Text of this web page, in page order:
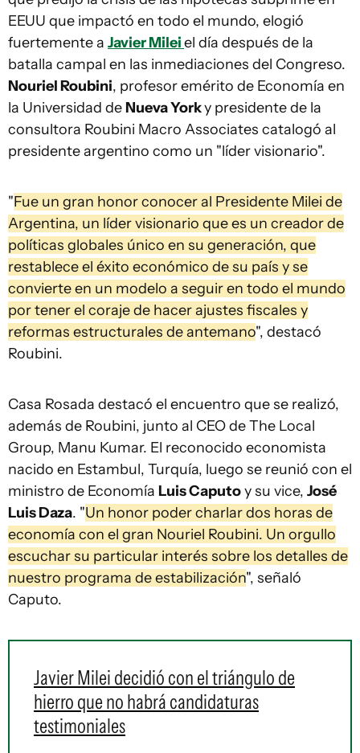
EEUU que impactó en todo el mundo, elogió
fuertemente a Javier Mileiel día después de la
batalla campal en las inmediaciones del Congreso.
Nouriel Roubini, profesor emérito de Economía en
la Universidad de Nueva Yorky presidente de la
consultora Roubini Macro Associates catalogó al
presidente argentino como un "líder visionario".
"Fue un gran honor conocer al Presidente Milei de
Argentina, un líder visionario que es un creador de
políticas globales único en su generación, que
restablece el éxito económico de su país y se
convierte en un modelo a seguir en todo el mundo
por tener el coraje de hacer ajustes fiscales y
reformas estructurales de antemano", destacó
Roubini.
Casa Rosada destacó el encuentro que se realizó,
además de Roubini, junto al CEO de The Local
Group, Manu Kumar. El reconocido economista
nacido en Estambul, Turquía, luego se reunió con el
ministro de Economía Luis Caputoy su vice, José
Luis Daza. "Un honor poder charlar dos horas de
economía con el gran Nouriel Roubini. Un orgullo
escuchar su particular interés sobre los detalles de
nuestro programa de estabilización", señaló
Caputo.
Javier Milei decidió con el triángulo de
hierro que no habrá candidaturas
testimoniales